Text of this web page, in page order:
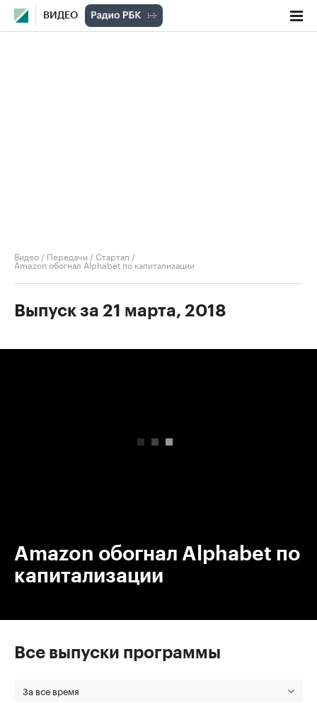
ВИДЕО
Видео / Передачи /Стартап /
Amazon обогнал Alphabet по капитализации
Выпуск за 21 марта, 2018
Amazon обогнал Alphabet по
капитализации
Все выпуски программы
За все время